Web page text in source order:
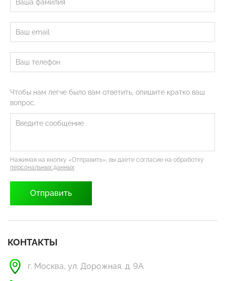
Чтобы нам легче было вам ответить, опишите кратко ваш
вопрос.
Нажимая на кнопку «Отправить», вы даете согласие на обработку
персональных данных
КОНТАКТЫ
г. Москва, ул. Дорожная, д. 9А